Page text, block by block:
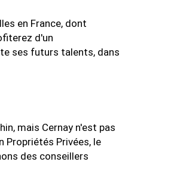
en France, dont
d'un
ses futurs talents, dans
mais Cernay n'est pas
Propriétés Privées, le
des conseillers